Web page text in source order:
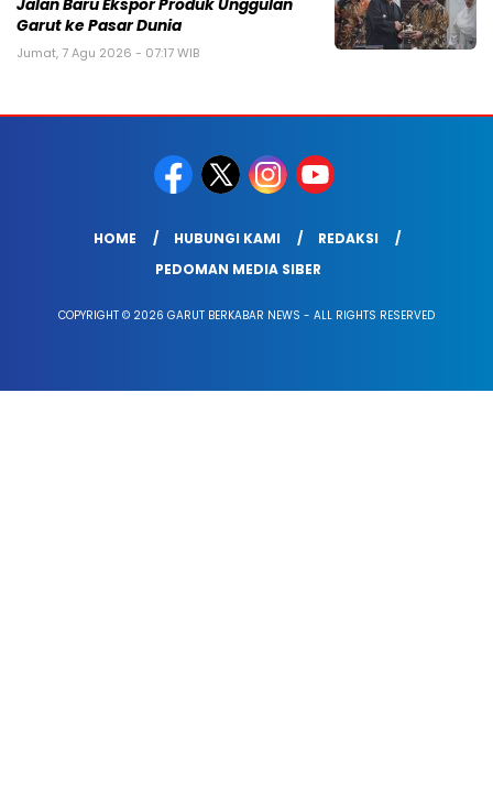
Jalan Baru Ekspor Produk Unggulan
Garut ke Pasar Dunia
Jumat, 7 Agu 2026 - 07:17 WIB
HOME HUBUNGI KAMI
REDAKSI
PEDOMAN MEDIA SIBER
COPYRIGHT © 2026 GARUT BERKABAR NEWS - ALL RIGHTS RESERVED